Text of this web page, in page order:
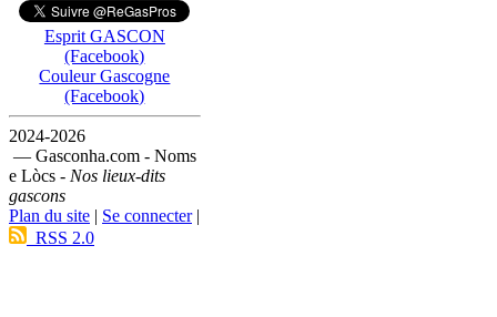
Esprit GASCON
(Facebook)
Couleur Gascogne
(Facebook)
2024-2026
— Gasconha.com - Noms
e Lòcs - Nos lieux-dits
gascons
Plan du site | Se connecter|
RSS 2.0